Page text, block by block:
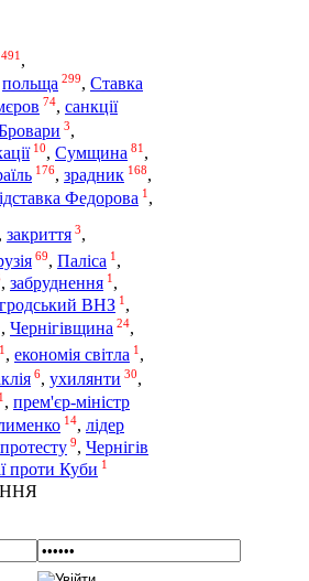
,
польща 299, Ставка
74, санкції
3,
10, Сумщина 81 ,
176, зрадник 168,
Федорова 1 ,
, закриття 3,
69, Паліса 1 ,
, забруднення 1 ,
ВНЗ 1,
, Чернігівщина 24,
, економія світла 1 ,
6, ухилянти 30,
, прем'єр-міністр
14, лідер
протесту 9, Чернігів
проти Куби 1